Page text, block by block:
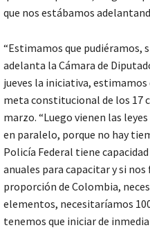
que nos estábamos
“Estimamos que pudiéramos,
adelanta la Cámara de
jueves la iniciativa,
meta constitucional de los 17
marzo. “Luego vienen las
en paralelo, porque no hay
Policía Federal tiene
anuales para capacitar y si
proporción de Colombia,
elementos, necesitaríamos
tenemos que iniciar de